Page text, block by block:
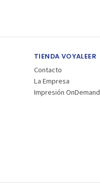
TIENDA VOYALEER
Contacto
La Empresa
Impresión OnDemand